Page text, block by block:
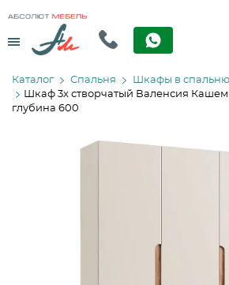
Menu
Каталог Спальня
Шкафы в спальню
Шкаф 3х створчатый Валенсия
глубина 600